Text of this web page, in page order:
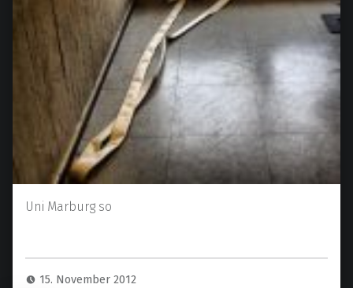
Uni Marburg so
15. November 2012